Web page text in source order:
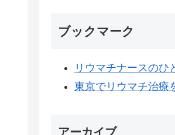
ブックマーク
リウマチナースのひ
東京でリウマチ治療
アーカイブ